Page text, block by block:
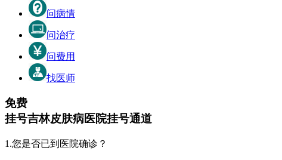
问病情
问治疗
问费用
找医师
免费
挂号吉林皮肤病医院挂号通道
1.您是否已到医院确诊？